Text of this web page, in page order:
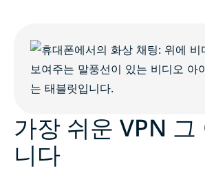
가장 쉬운 VPN 그
니다